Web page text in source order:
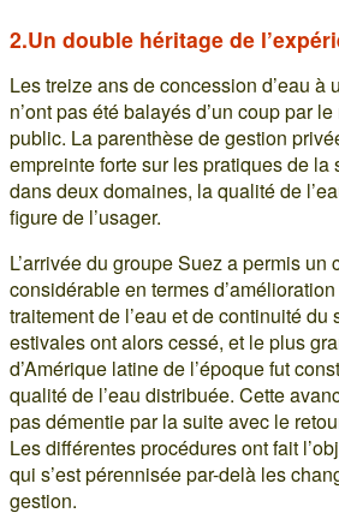
2.Un double héritage de
Les treize ans de concession d’eau à
n’ont pas été balayés d’un coup par
public. La parenthèse de gestion
empreinte forte sur les pratiques de
dans deux domaines, la qualité de
figure de l’usager.
L’arrivée du groupe Suez a permis un
considérable en termes
traitement de l’eau et de continuité
estivales ont alors cessé, et le plus
d’Amérique latine de l’époque fut
qualité de l’eau distribuée. Cette
pas démentie par la suite avec le
Les différentes procédures ont fait
qui s’est pérennisée par-delà les
gestion.